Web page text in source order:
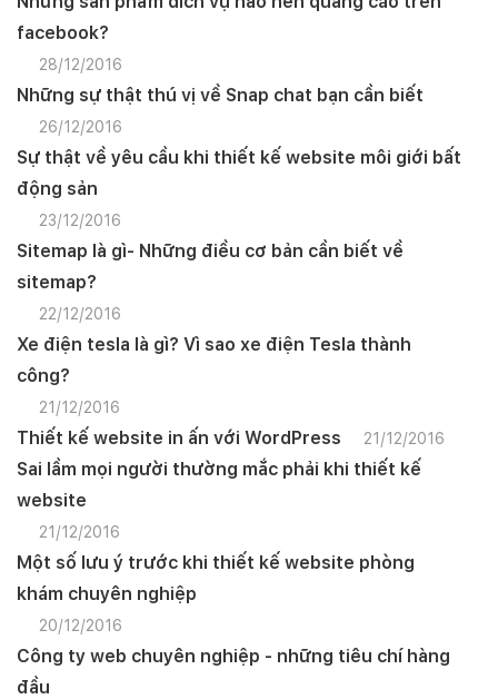
facebook?
28/12/2016
Những sự thật thú vị về Snap chat bạn cần biết
26/12/2016
Sự thật về yêu cầu khi thiết kế website môi giới bất
động sản
23/12/2016
Sitemap là gì- Những điều cơ bản cần biết về
sitemap?
22/12/2016
Xe điện tesla là gì? Vì sao xe điện Tesla thành
công?
21/12/2016
Thiết kế website in ấn với WordPress 21/12/2016
Sai lầm mọi người thường mắc phải khi thiết kế
website
21/12/2016
Một số lưu ý trước khi thiết kế website phòng
khám chuyên nghiệp
20/12/2016
Công ty web chuyên nghiệp - những tiêu chí hàng
đầu